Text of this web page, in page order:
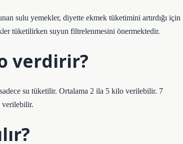
sulu yemekler, diyette ekmek tüketimini artırdığı için
tüketilirken suyun filtrelenmesini önermektedir.
verdirir?
su tüketilir. Ortalama 2 ila 5 kilo verilebilir. 7
verilebilir.